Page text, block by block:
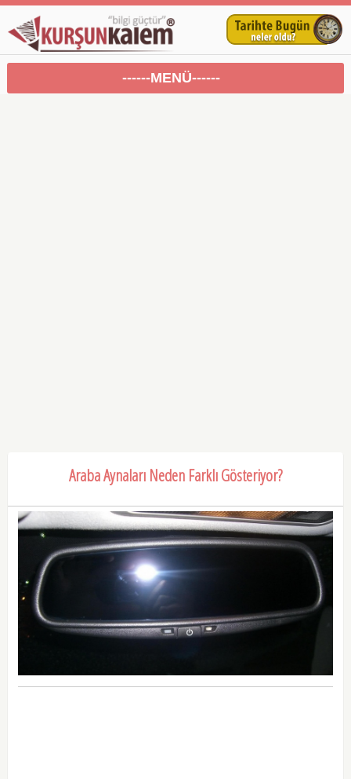
------MENÜ------
Araba Aynaları Neden Farklı Gösteriyor?